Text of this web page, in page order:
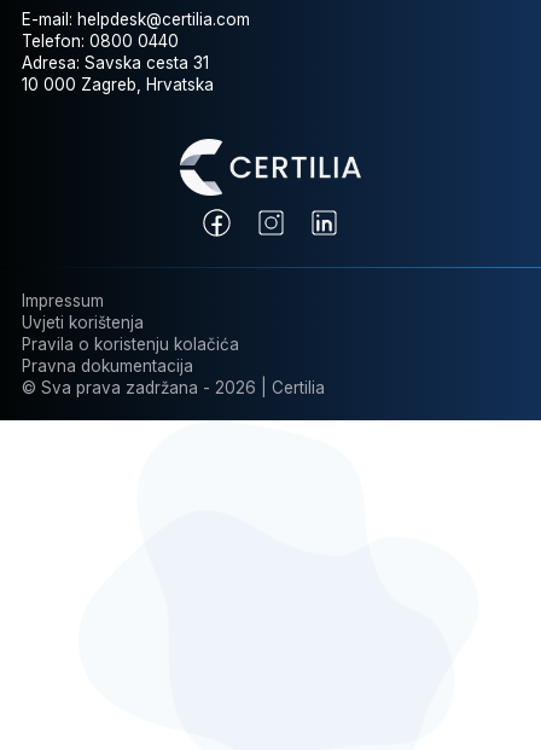
E-mail: helpdesk@certilia.com
Telefon: 0800 0440
Adresa: Savska cesta 31
10 000 Zagreb, Hrvatska
Impressum
Uvjeti korištenja
Pravila o koristenju kolačića
Pravna dokumentacija
© Sva prava zadržana - 2026 | Certilia